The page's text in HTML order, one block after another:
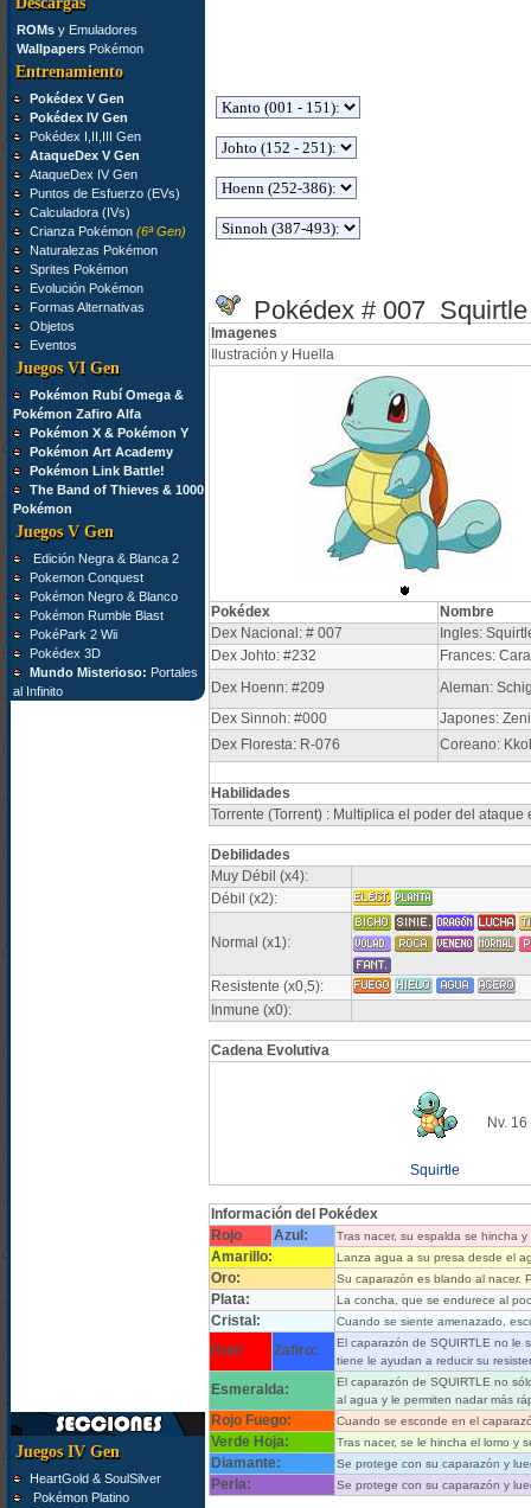
ROMsy Emuladores
WallpapersPokémon
Entrenamiento
Pokédex V Gen
Pokédex IV Gen
Pokédex I,II,III Gen
AtaqueDex V Gen
AtaqueDex IV Gen
Puntos de Esfuerzo (EVs)
Calculadora (IVs)
Crianza Pokémon (6ª Gen)
Naturalezas Pokémon
Sprites Pokémon
Evolución Pokémon
Formas Alternativas
Objetos
Eventos
Juegos VI Gen
Pokémon Rubí Omega &
Pokémon Zafiro Alfa
Pokémon X & Pokémon Y
Pokémon Art Academy
Pokémon Link Battle!
The Band of Thieves & 1000
Pokémon
Juegos V Gen
Edición Negra & Blanca 2
Pokemon Conquest
Pokémon Negro & Blanco
Pokémon Rumble Blast
PokéPark 2 Wii
Pokédex 3D
Mundo Misterioso: Portales
al Infinito
Juegos IV Gen
HeartGold & SoulSilver
Pokémon Platino
Pokédex # 007 Squirtle
Imagenes
Ilustración y Huella
Pokédex
Nombre
Dex Nacional: # 007
Ingles:
Dex Johto: #232
Frances:
Dex Hoenn: #209
Aleman:
Dex Sinnoh: #000
Japones:
Dex Floresta: R-076
Coreano:
Habilidades
Torrente (Torrent) : Multiplica el poder del ataque
Debilidades
Muy Débil (x4):
Débil (x2):
Normal (x1):
Resistente (x0,5):
Inmune (x0):
Cadena Evolutiva
Squirtle
Nv. 16
Información del Pokédex
Rojo
Azul: Tras nacer, su espalda se hincha
Amarillo: Lanza agua a su presa desde el
Oro: Su caparazón es blando al nacer.
Plata: La concha, que se endurece al
Cristal: Cuando se siente amenazado,
Rubí Zafiro:
El caparazón de SQUIRTLE no le
tiene le ayudan a reducir su
Esmeralda:
El caparazón de SQUIRTLE no
al agua y le permiten nadar más
Rojo Fuego: Cuando se esconde en el
Verde Hoja: Tras nacer, se le hincha el lomo y
Diamante: Se protege con su caparazón y
Perla: Se protege con su caparazón y